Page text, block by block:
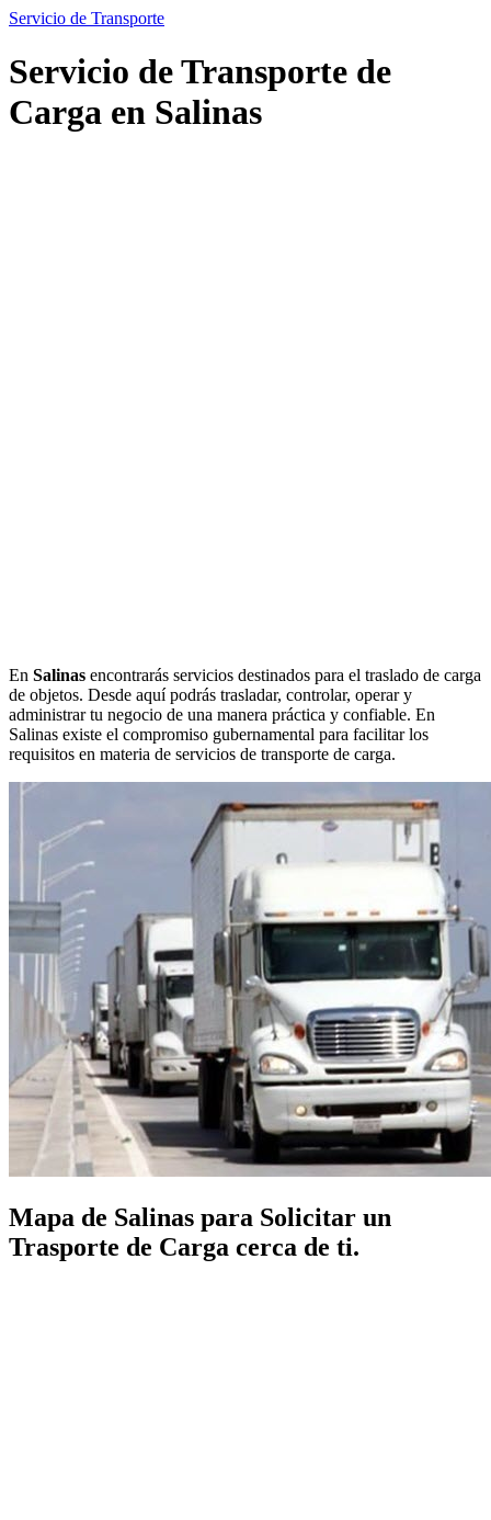
Servicio de Transporte
Servicio de Transporte de
Carga en Salinas
En Salinas encontrarás servicios destinados para el traslado de carga
de objetos. Desde aquí podrás trasladar, controlar, operar y
administrar tu negocio de una manera práctica y confiable. En
Salinas existe el compromiso gubernamental para facilitar los
requisitos en materia de servicios de transporte de carga.
Mapa de Salinas para Solicitar un
Trasporte de Carga cerca de ti.